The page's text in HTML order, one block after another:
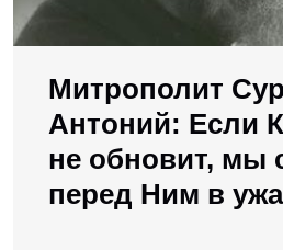
Митрополит
Антоний: Если
не обновит, мы
перед Ним в